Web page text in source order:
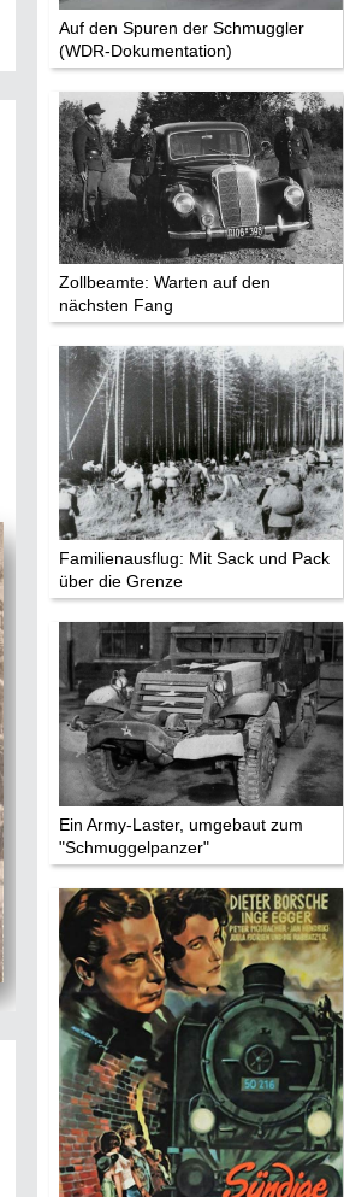
Sightseeing:
Die Eifel entdecken
Eifelevents
Eifelkarte:
Drehorte & Tatorte
Eifelkrimi: Keine
TV & Kino
Die Stars:
Wer hat wo gedreht?
Mediathek
Impressum
Datenschutz
Auf den Spuren der Schmuggler
(WDR-Dokumentation)
Zollbeamte: Warten auf den
nächsten Fang
Familienausflug: Mit Sack und Pack
über die Grenze
Ein Army-Laster, umgebaut zum
"Schmuggelpanzer"